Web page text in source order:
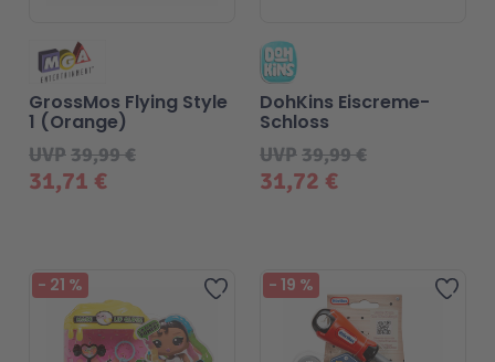
31,71 €
UVP39,99 €
GrossMos Flying Style
1 (Orange)
31,72 €
UVP39,99 €
DohKins Eiscreme-
Schloss
Zur Wunschliste hinzufügen
- 21 % Zur
- 19 %